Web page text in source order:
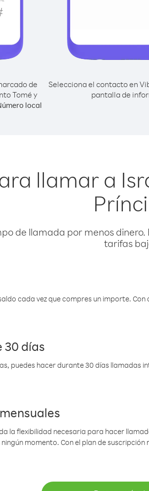
de
Tomé y
local
Selecciona el contacto en
pantalla de
llamar a
de llamada por menos
tarifas
cada vez que compres un importe.
30 días
puedes hacer durante 30 días llamadas
la flexibilidad necesaria para hacer
momento. Con el plan de